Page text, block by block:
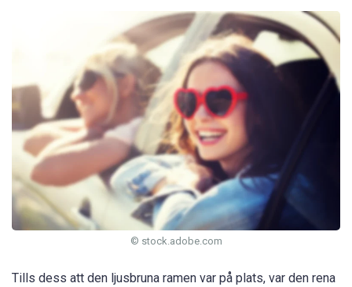
© stock.adobe.com
Tills dess att den ljusbruna ramen var på plats, var den rena